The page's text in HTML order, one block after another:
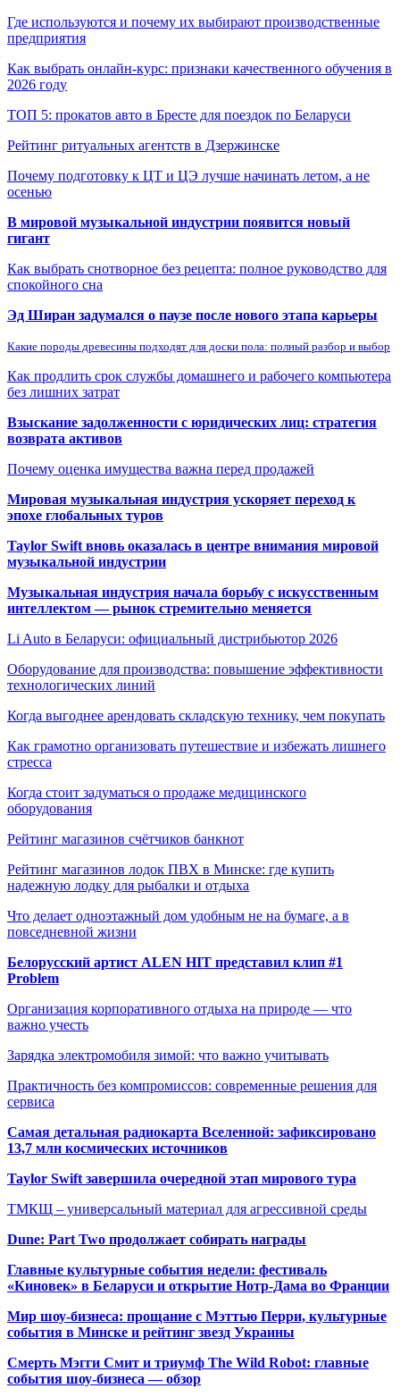
Где используются и почему их выбирают производственные
предприятия
Как выбрать онлайн-курс: признаки качественного обучения в
2026 году
ТОП 5: прокатов авто в Бресте для поездок по Беларуси
Рейтинг ритуальных агентств в Дзержинске
Почему подготовку к ЦТ и ЦЭ лучше начинать летом, а не
осенью
В мировой музыкальной индустрии появится новый
гигант
Как выбрать снотворное без рецепта: полное руководство для
спокойного сна
Эд Ширан задумался о паузе после нового этапа карьеры
Какие породы древесины подходят для доски пола: полный разбор и выбор
Как продлить срок службы домашнего и рабочего компьютера
без лишних затрат
Взыскание задолженности с юридических лиц: стратегия
возврата активов
Почему оценка имущества важна перед продажей
Мировая музыкальная индустрия ускоряет переход к
эпохе глобальных туров
Taylor Swift вновь оказалась в центре внимания мировой
музыкальной индустрии
Музыкальная индустрия начала борьбу с искусственным
интеллектом — рынок стремительно меняется
Li Auto в Беларуси: официальный дистрибьютор 2026
Оборудование для производства: повышение эффективности
технологических линий
Когда выгоднее арендовать складскую технику, чем покупать
Как грамотно организовать путешествие и избежать лишнего
стресса
Когда стоит задуматься о продаже медицинского
оборудования
Рейтинг магазинов счётчиков банкнот
Рейтинг магазинов лодок ПВХ в Минске: где купить
надежную лодку для рыбалки и отдыха
Что делает одноэтажный дом удобным не на бумаге, а в
повседневной жизни
Белорусский артист ALEN HIT представил клип #1
Problem
Организация корпоративного отдыха на природе — что
важно учесть
Зарядка электромобиля зимой: что важно учитывать
Практичность без компромиссов: современные решения для
сервиса
Самая детальная радиокарта Вселенной: зафиксировано
13,7 млн космических источников
Taylor Swift завершила очередной этап мирового тура
ТМКЩ – универсальный материал для агрессивной среды
Dune: Part Two продолжает собирать награды
Главные культурные события недели: фестиваль
«Киновек» в Беларуси и открытие Нотр-Дама во Франции
Мир шоу-бизнеса: прощание с Мэттью Перри, культурные
события в Минске и рейтинг звезд Украины
Смерть Мэгги Смит и триумф The Wild Robot: главные
события шоу-бизнеса — обзор